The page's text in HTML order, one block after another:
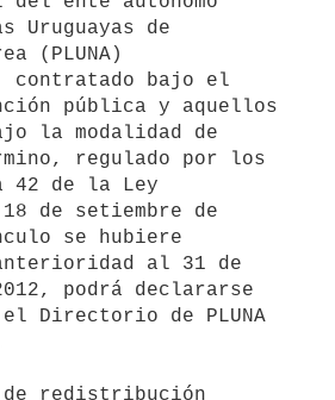
Uruguayas de
(PLUNA)
contratado bajo el
pública y aquellos
la modalidad de
regulado por los
42 de la Ley
de setiembre de
se hubiere
al 31 de
podrá declararse
Directorio de PLUNA